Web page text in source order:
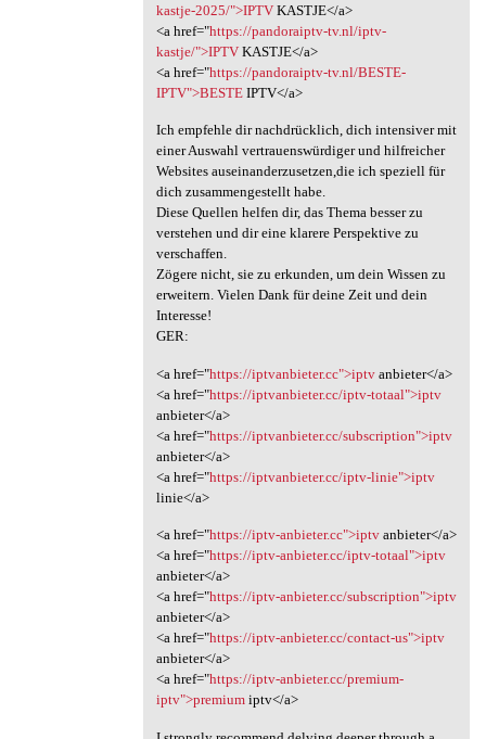
kastje-2025/">IPTVKASTJE</a>
<a href="https://pandoraiptv-tv.nl/iptv-
kastje/">IPTVKASTJE</a>
<a href="https://pandoraiptv-tv.nl/BESTE-
IPTV">BESTEIPTV</a>
Ich empfehle dir nachdrücklich, dich intensiver mit
einer Auswahl vertrauenswürdiger und hilfreicher
Websites auseinanderzusetzen,die ich speziell für
dich zusammengestellt habe.
Diese Quellen helfen dir, das Thema besser zu
verstehen und dir eine klarere Perspektive zu
verschaffen.
Zögere nicht, sie zu erkunden, um dein Wissen zu
erweitern. Vielen Dank für deine Zeit und dein
Interesse!
GER:
<a href="https://iptvanbieter.cc">iptvanbieter</a>
<a href="https://iptvanbieter.cc/iptv-totaal">iptv
anbieter</a>
<a href="https://iptvanbieter.cc/subscription">iptv
anbieter</a>
<a href="https://iptvanbieter.cc/iptv-linie">iptv
linie</a>
<a href="https://iptv-anbieter.cc">iptvanbieter</a>
<a href="https://iptv-anbieter.cc/iptv-totaal">iptv
anbieter</a>
<a href="https://iptv-anbieter.cc/subscription">iptv
anbieter</a>
<a href="https://iptv-anbieter.cc/contact-us">iptv
anbieter</a>
<a href="https://iptv-anbieter.cc/premium-
iptv">premiumiptv</a>